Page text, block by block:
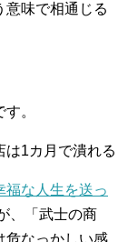
意味で相通じる
。
は1カ月で潰れる
福な人生を送っ
、「武士の商
危なっかしい感